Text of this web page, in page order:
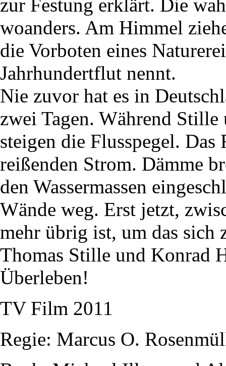
zur Festung erklärt. Die
woanders. Am Himmel
die Vorboten eines
Jahrhundertflut nennt.
Nie zuvor hat es in
zwei Tagen. Während
steigen die Flusspegel.
reißenden Strom. Dämme
den Wassermassen
Wände weg. Erst jetzt,
mehr übrig ist, um das sich
Thomas Stille und Konrad
Überleben!
TV Film 2011
Regie: Marcus O.